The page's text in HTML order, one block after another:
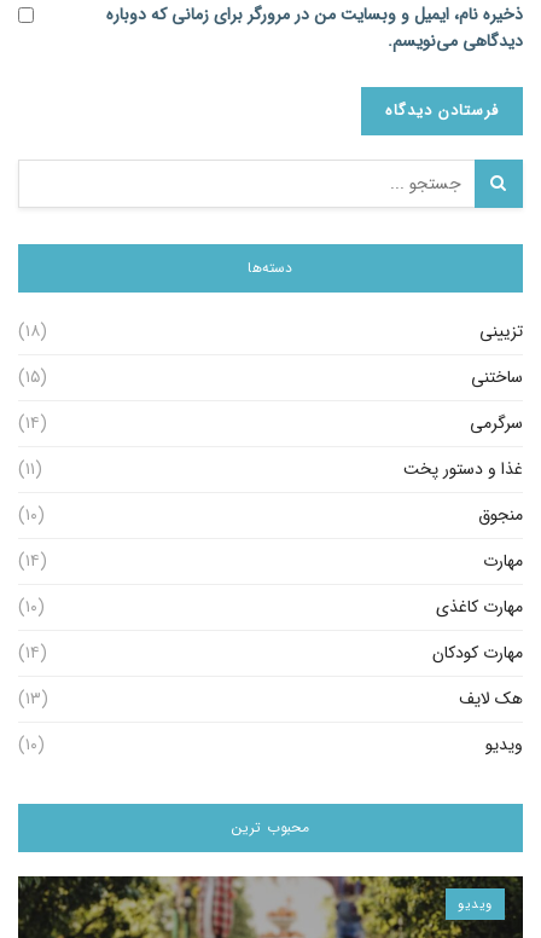
ذخیره نام، ایمیل و وبسایت من در مرورگر برای زمانی که دوباره
دیدگاهی می‌نویسم.
دسته‌ها
تزیینی
(۱۸)
ساختنی
(۱۵)
سرگرمی
(۱۴)
غذا و دستور پخت
(۱۱)
منجوق
(۱۰)
مهارت
(۱۴)
مهارت کاغذی
(۱۰)
مهارت کودکان
(۱۴)
هک لایف
(۱۳)
ویدیو
(۱۰)
محبوب ترین
ویدیو